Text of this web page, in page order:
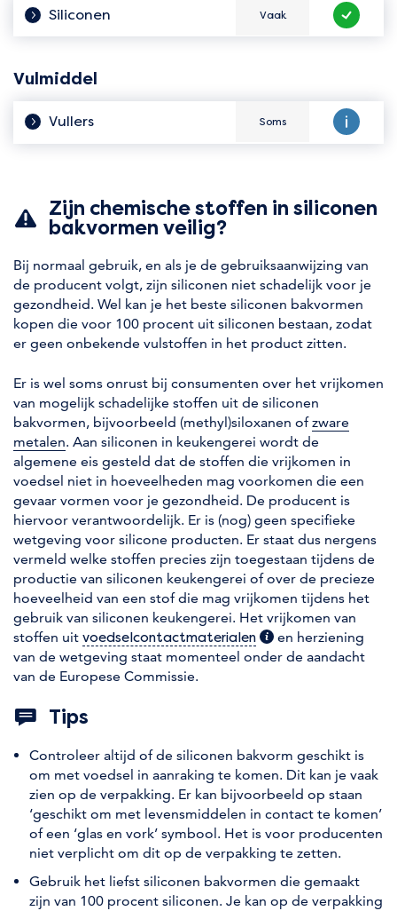
Siliconen Hoe vaak zit het er in?
Vaak
Veilig te
Vulmiddel
Vullers Hoe vaak zit het er in?
Soms
Veilig te
Zijn chemische stoffen in siliconen
bakvormen veilig?
Bij normaal gebruik, en als je de gebruiksaanwijzing van
de producent volgt, zijn siliconen niet schadelijk voor je
gezondheid. Wel kan je het beste siliconen bakvormen
kopen die voor 100 procent uit siliconen bestaan, zodat
er geen onbekende vulstoffen in het product zitten.
Er is wel soms onrust bij consumenten over het vrijkomen
van mogelijk schadelijke stoffen uit de siliconen
bakvormen, bijvoorbeeld (methyl)siloxanen ofzware
metalen. Aan siliconen in keukengerei wordt de
algemene eis gesteld dat de stoffen die vrijkomen in
voedsel niet in hoeveelheden mag voorkomen die een
gevaar vormen voor je gezondheid. De producent is
hiervoor verantwoordelijk. Er is (nog) geen specifieke
wetgeving voor silicone producten. Er staat dus nergens
vermeld welke stoffen precies zijn toegestaan tijdens de
productie van siliconen keukengerei of over de precieze
hoeveelheid van een stof die mag vrijkomen tijdens het
gebruik van siliconen keukengerei. Het vrijkomen van
stoffen uit voedselcontactmaterialen (extra informatie)
en herziening
van de wetgeving staat momenteel onder de aandacht
van de Europese Commissie.
Tips
Controleer altijd of de siliconen bakvorm geschikt is
om met voedsel in aanraking te komen. Dit kan je vaak
zien op de verpakking. Er kan bijvoorbeeld op staan
‘geschikt om met levensmiddelen in contact te komen’
of een ‘glas en vork’ symbool. Het is voor producenten
niet verplicht om dit op de verpakking te zetten.
Gebruik het liefst siliconen bakvormen die gemaakt
zijn van 100 procent siliconen. Je kan op de verpakking